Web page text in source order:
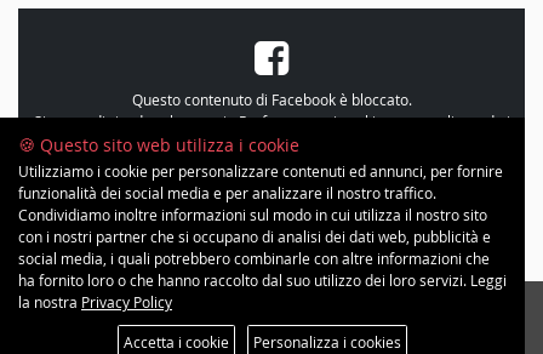
Questo contenuto di Facebook è bloccato.
Si prega di rivedere le propriePreferenze sui cookie, personalizzando i
cookie e accetando le “Statistiche”
Copyright © 2026 Minimal Inc | All Rights Reserved. Progetto grafico ©
🍪 Questo sito web utilizza i cookie
Utilizziamo i cookie per personalizzare contenuti ed annunci, per fornire
funzionalità dei social media e per analizzare il nostro traffico.
Condividiamo inoltre informazioni sul modo in cui utilizza il nostro sito
con i nostri partner che si occupano di analisi dei dati web, pubblicità e
social media, i quali potrebbero combinarle con altre informazioni che
ha fornito loro o che hanno raccolto dal suo utilizzo dei loro servizi. Leggi
la nostra Privacy Policy
Accetta i cookie Personalizza i cookies